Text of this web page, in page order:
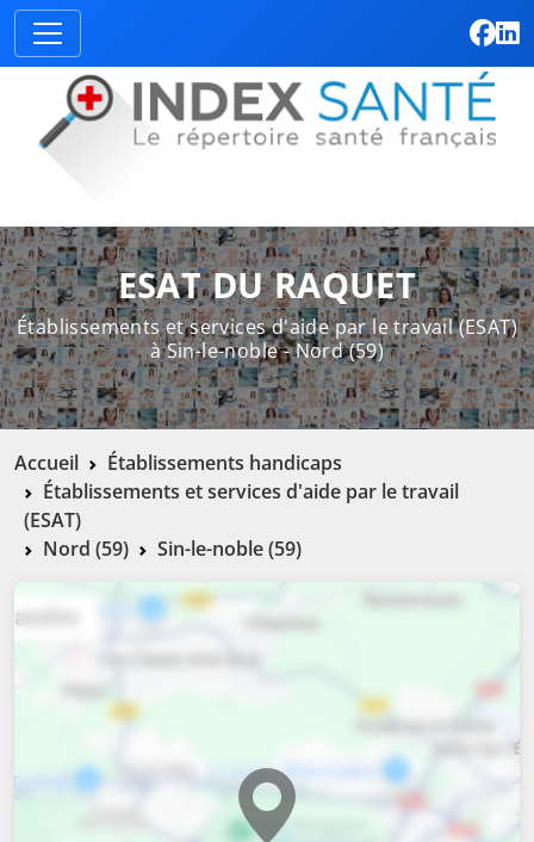
ESAT DU RAQUET
Établissements et services d'aide par le travail (ESAT)
à Sin-le-noble - Nord (59)
Accueil
Établissements handicaps
Établissements et services d'aide par le travail
(ESAT)
Nord (59)
Sin-le-noble (59)